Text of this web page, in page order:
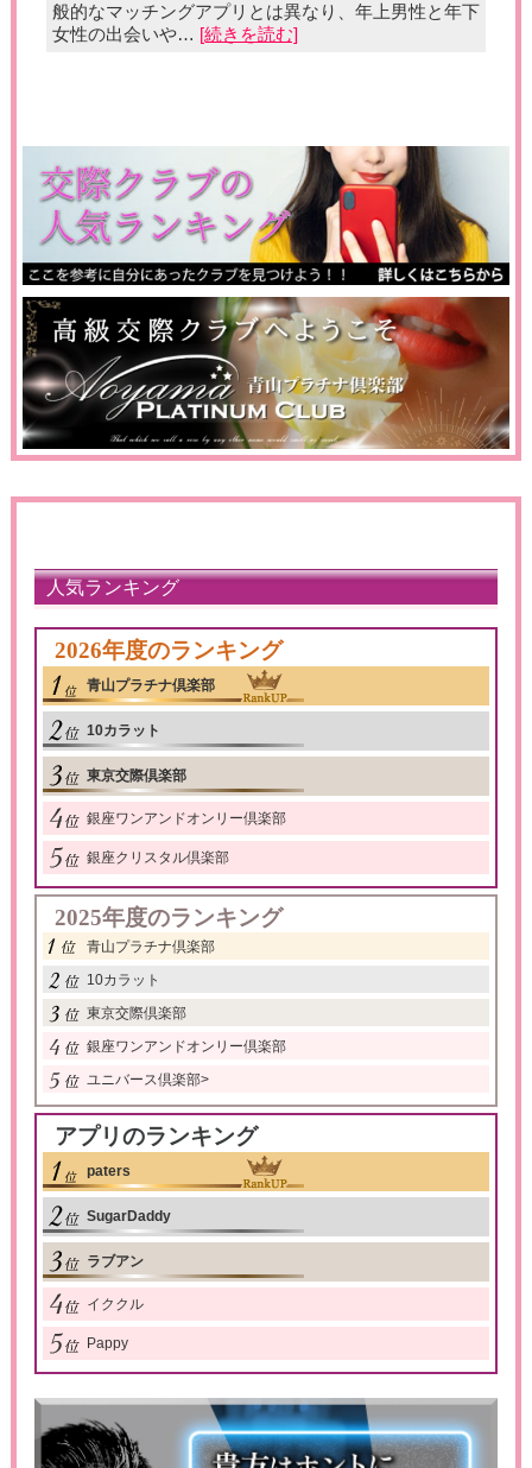
般的なマッチングアプリとは異なり、年上男性と年下
女性の出会いや… [続きを読む]
人気ランキング
2026年度のランキング
青山プラチナ倶楽部
10カラット
東京交際倶楽部
銀座ワンアンドオンリー倶楽部
銀座クリスタル倶楽部
2025年度のランキング
青山プラチナ倶楽部
10カラット
東京交際倶楽部
銀座ワンアンドオンリー倶楽部
ユニバース倶楽部>
アプリのランキング
paters
SugarDaddy
ラブアン
イククル
Pappy